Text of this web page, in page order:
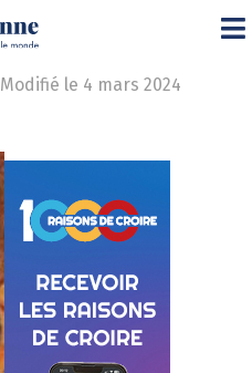
Modifié le 4 mars 2024